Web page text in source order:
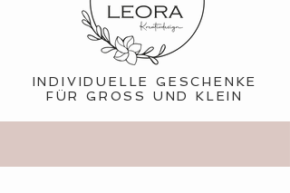
INDIVIDUELLE GESCHENKE
FÜR GROSS UND KLEIN